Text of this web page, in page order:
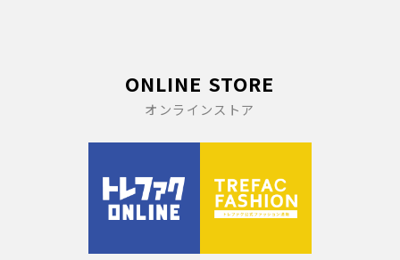
ONLINE STORE
オンラインストア